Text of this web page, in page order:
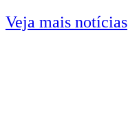
Veja mais notícias